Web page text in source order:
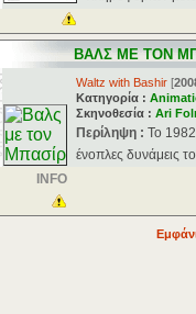
ΒΑΛΣ ΜΕ ΤΟΝ
Waltz with Bashir [
Κατηγορία :
Σκηνοθεσία : Ari
Περίληψη : Το
ένοπλες δυνάμεις
INFO